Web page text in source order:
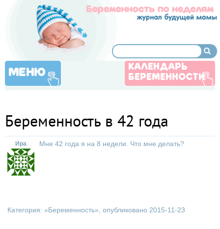
МЕНЮ
КАЛЕНДАРЬ
БЕРЕМЕННОСТИ
Беременность в 42 года
Ира Мне 42 года я на 8 недели. Что мне делать?
Категория: «Беременность», опубликовано 2015-11-23